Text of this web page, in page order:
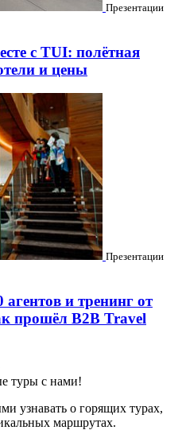
Презентации
с TUI: полётная
и цены
Презентации
и тренинг от
прошёл B2B Travel
туры с нами!
узнавать о горящих турах,
маршрутах.